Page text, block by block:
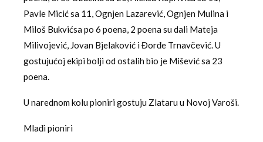
Pavle Micić sa 11, Ognjen Lazarević, Ognjen Mulina i
Miloš Bukvićsa po 6 poena, 2 poena su dali Mateja
Milivojević, Jovan Bjelaković i Đorđe Trnavčević. U
gostujućoj ekipi bolji od ostalih bio je Mišević sa 23
poena.
U narednom kolu pioniri gostuju Zlataru u Novoj Varoši.
Mlađi pioniri